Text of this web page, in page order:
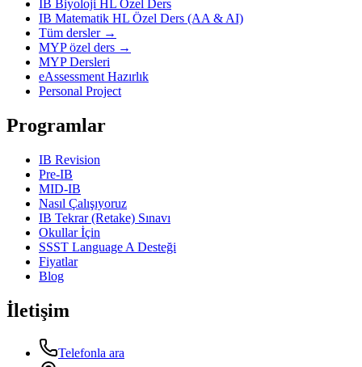
IB Biyoloji HL Özel Ders
IB Matematik HL Özel Ders (AA & AI)
Tüm dersler →
MYP özel ders →
MYP Dersleri
eAssessment Hazırlık
Personal Project
Programlar
IB Revision
Pre-IB
MID-IB
Nasıl Çalışıyoruz
IB Tekrar (Retake) Sınavı
Okullar İçin
SSST Language A Desteği
Fiyatlar
Blog
İletişim
Telefonla ara